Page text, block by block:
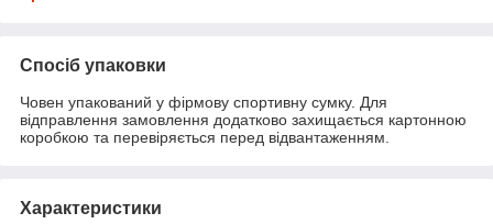
Спосіб упаковки
Човен упакований у фірмову спортивну сумку. Для
відправлення замовлення додатково захищається картонною
коробкою та перевіряється перед відвантаженням.
Характеристики